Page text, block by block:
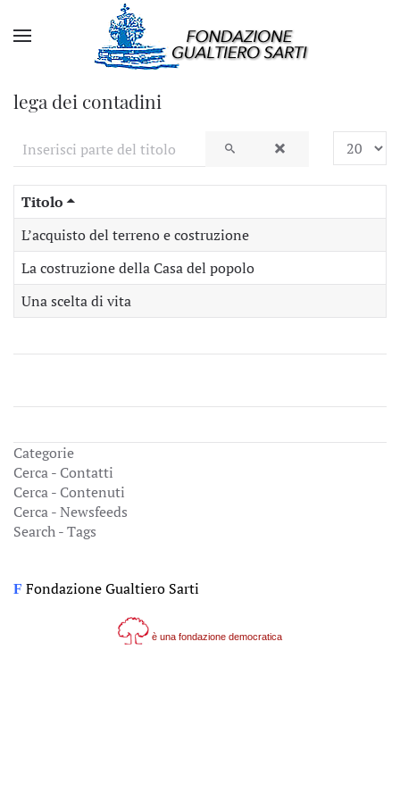
lega dei contadini
Inserisci parte del titolo
Titolo
L’acquisto del terreno e costruzione
La costruzione della Casa del popolo
Una scelta di vita
Categorie
Cerca - Contatti
Cerca - Contenuti
Cerca - Newsfeeds
Search - Tags
F Fondazione Gualtiero Sarti
è una fondazione democratica